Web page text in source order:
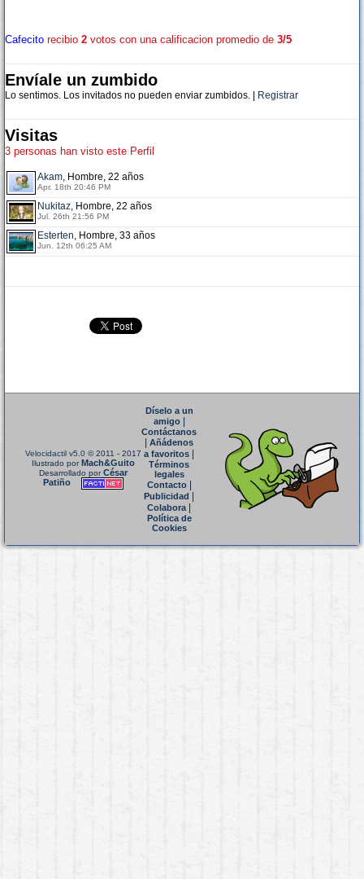
Cafecito recibio 2 votos con una calificacion promedio de 3/5
Envíale un zumbido
Lo sentimos. Los invitados no pueden enviar zumbidos. | Registrar
Visitas
3 personas han visto este Perfil
Akam, Hombre, 22 años
Apr. 18th 20:46 PM
Nukitaz, Hombre, 22 años
Jul. 26th 21:56 PM
Esterten, Hombre, 33 años
Jun. 12th 06:25 AM
Velocidactil v5.0 © 2011 - 2017
Ilustrado porMach&Guito
Desarrollado porCésar
Patiño
Díselo a un
amigo|
Contáctanos
Añádenos
a favoritos
Términos
legales
Contacto|
Publicidad
Colabora|
Política de
Cookies